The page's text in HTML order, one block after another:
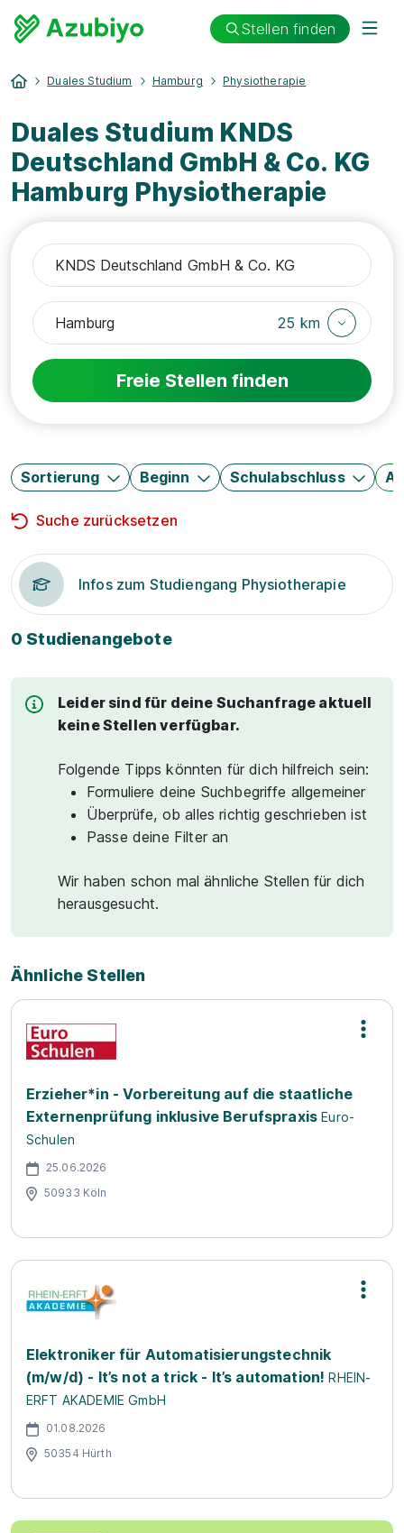
Stellen finden
Duales Studium Hamburg Physiotherapie
Duales Studium KNDS
Deutschland GmbH & Co. KG
Hamburg Physiotherapie
25 km
Freie Stellen finden
Sortierung Beginn Schulabschluss
Suche zurücksetzen
Infos zum Studiengang Physiotherapie
0 Studienangebote
Leider sind für deine Suchanfrage aktuell
keine Stellen verfügbar.
Folgende Tipps könnten für dich hilfreich sein:
Formuliere deine Suchbegriffe allgemeiner
Überprüfe, ob alles richtig geschrieben ist
Passe deine Filter an
Wir haben schon mal ähnliche Stellen für dich
herausgesucht.
Ähnliche Stellen
Erzieher*in - Vorbereitung auf die staatliche
Externenprüfung inklusive Berufspraxis Euro-
Schulen
25.06.2026
50933 Köln
Elektroniker für Automatisierungstechnik
(m/w/d) - It’s not a trick - It’s automation! RHEIN-
ERFT AKADEMIE GmbH
01.08.2026
50354 Hürth